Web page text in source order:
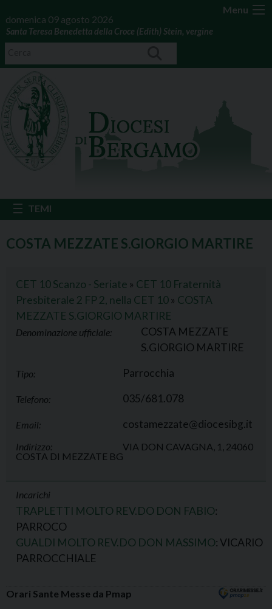
Menu
domenica 09 agosto 2026
Santa Teresa Benedetta della Croce (Edith) Stein, vergine
COSTA MEZZATE S.GIORGIO MARTIRE
CET 10 Scanzo - Seriate » CET 10 Fraternità
Presbiterale 2 FP 2, nella CET 10» COSTA
MEZZATE S.GIORGIO MARTIRE
Denominazione ufficiale:
COSTA MEZZATE
S.GIORGIO MARTIRE
Tipo: Parrocchia
Telefono: 035/681.078
Email: costamezzate@diocesibg.it
Indirizzo:
VIA DON CAVAGNA, 1, 24060
COSTA DI MEZZATE BG
Incarichi
TRAPLETTI MOLTO REV.DO DON FABIO:
PARROCO
GUALDI MOLTO REV.DO DON MASSIMO: VICARIO
PARROCCHIALE
Orari Sante Messe da Pmap